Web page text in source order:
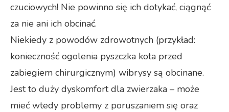
czuciowych! Nie powinno się ich dotykać, ciągnąć
za nie ani ich obcinać.
Niekiedy z powodów zdrowotnych (przykład:
konieczność ogolenia pyszczka kota przed
zabiegiem chirurgicznym) wibrysy są obcinane.
Jest to duży dyskomfort dla zwierzaka – może
mieć wtedy problemy z poruszaniem się oraz